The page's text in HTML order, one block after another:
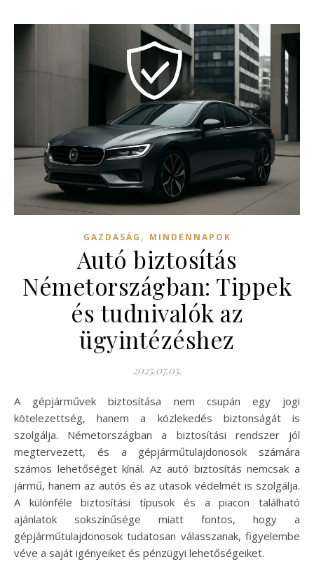
GAZDASÁG , MINDENNAPOK
Autó biztosítás
Németországban: Tippek
és tudnivalók az
ügyintézéshez
2025.07.05.
A gépjárművek biztosítása nem csupán egy jogi
kötelezettség, hanem a közlekedés biztonságát is
szolgálja. Németországban a biztosítási rendszer jól
megtervezett, és a gépjárműtulajdonosok számára
számos lehetőséget kínál. Az autó biztosítás nemcsak a
jármű, hanem az autós és az utasok védelmét is szolgálja.
A különféle biztosítási típusok és a piacon található
ajánlatok sokszínűsége miatt fontos, hogy a
gépjárműtulajdonosok tudatosan válasszanak, figyelembe
véve a saját igényeiket és pénzügyi lehetőségeiket.